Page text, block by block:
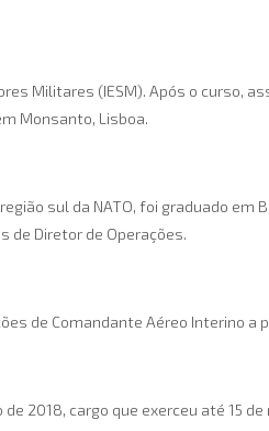
Militares (IESM). Após o curso,
Monsanto, Lisboa.
sul da NATO, foi graduado em
de Diretor de Operações.
de Comandante Aéreo Interino a
2018, cargo que exerceu até 15 de